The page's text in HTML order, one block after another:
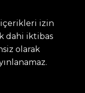
içerikleri izin
dahi iktibas
olarak